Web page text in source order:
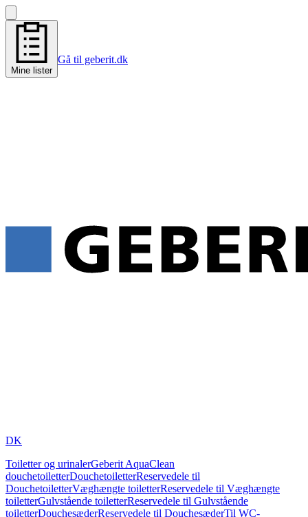
Mine lister
Gå til geberit.dk
DK
Toiletter og urinalerGeberit AquaClean
douchetoiletterDouchetoiletterReservedele til
DouchetoiletterVæghængte toiletterReservedele til Væghængte
toiletterGulvstående toiletterReservedele til Gulvstående
toiletterDouchesæderReservedele til DouchesæderTil WC-